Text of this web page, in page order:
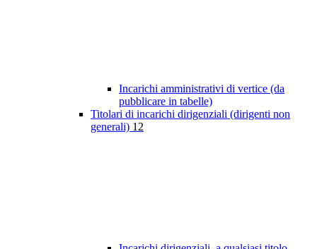
Incarichi amministrativi di vertice (da
pubblicare in tabelle)
Titolari di incarichi dirigenziali (dirigenti non
generali) 12